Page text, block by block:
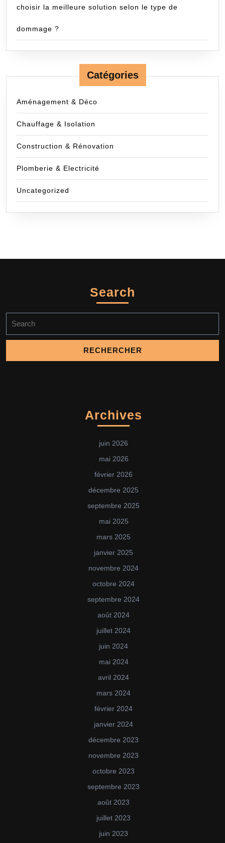
choisir la meilleure solution selon le type de
dommage ?
Catégories
Aménagement & Déco
Chauffage & Isolation
Construction & Rénovation
Plomberie & Electricité
Uncategorized
Search
for:
Archives
juin 2026
mai 2026
février 2026
décembre 2025
septembre 2025
mai 2025
mars 2025
janvier 2025
novembre 2024
octobre 2024
septembre 2024
août 2024
juillet 2024
juin 2024
mai 2024
avril 2024
mars 2024
février 2024
janvier 2024
décembre 2023
novembre 2023
octobre 2023
septembre 2023
août 2023
juillet 2023
juin 2023